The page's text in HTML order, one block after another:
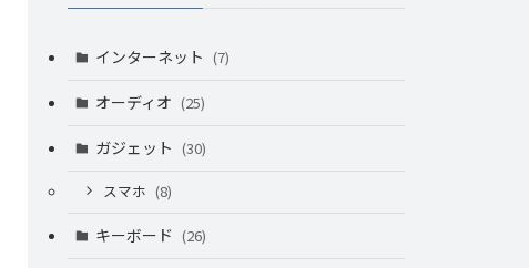
インターネット (7)
オーディオ (25)
ガジェット (30)
スマホ (8)
キーボード (26)